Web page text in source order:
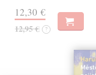
12,30 €
12,95 € ?